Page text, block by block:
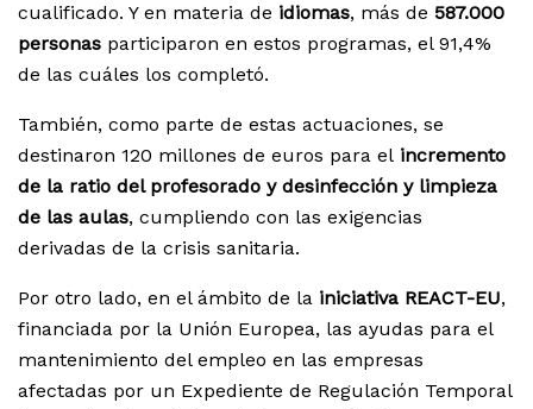
cualificado. Y en materia de idiomas, más de 587.000
personas participaron en estos programas, el 91,4%
de las cuáles los completó.
También, como parte de estas actuaciones, se
destinaron 120 millones de euros para el incremento
de la ratio del profesorado y desinfección y limpieza
de las aulas, cumpliendo con las exigencias
derivadas de la crisis sanitaria.
Por otro lado, en el ámbito de la iniciativa REACT-EU,
financiada por la Unión Europea, las ayudas para el
mantenimiento del empleo en las empresas
afectadas por un Expediente de Regulación Temporal